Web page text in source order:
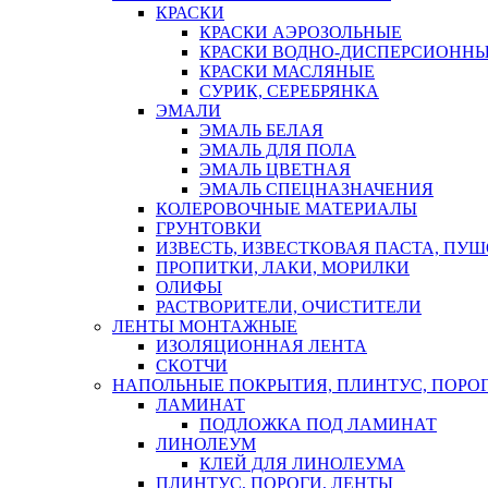
КРАСКИ
КРАСКИ АЭРОЗОЛЬНЫЕ
КРАСКИ ВОДНО-
КРАСКИ МАСЛЯНЫЕ
СУРИК, СЕРЕБРЯНКА
ЭМАЛИ
ЭМАЛЬ БЕЛАЯ
ЭМАЛЬ ДЛЯ ПОЛА
ЭМАЛЬ ЦВЕТНАЯ
ЭМАЛЬ СПЕЦНАЗНАЧЕНИЯ
КОЛЕРОВОЧНЫЕ МАТЕРИАЛЫ
ГРУНТОВКИ
ИЗВЕСТЬ, ИЗВЕСТКОВАЯ ПАСТА,
ПРОПИТКИ, ЛАКИ, МОРИЛКИ
ОЛИФЫ
РАСТВОРИТЕЛИ, ОЧИСТИТЕЛИ
ЛЕНТЫ МОНТАЖНЫЕ
ИЗОЛЯЦИОННАЯ ЛЕНТА
СКОТЧИ
НАПОЛЬНЫЕ ПОКРЫТИЯ, ПЛИНТУС,
ЛАМИНАТ
ПОДЛОЖКА ПОД ЛАМИНАТ
ЛИНОЛЕУМ
КЛЕЙ ДЛЯ ЛИНОЛЕУМА
ПЛИНТУС, ПОРОГИ, ЛЕНТЫ